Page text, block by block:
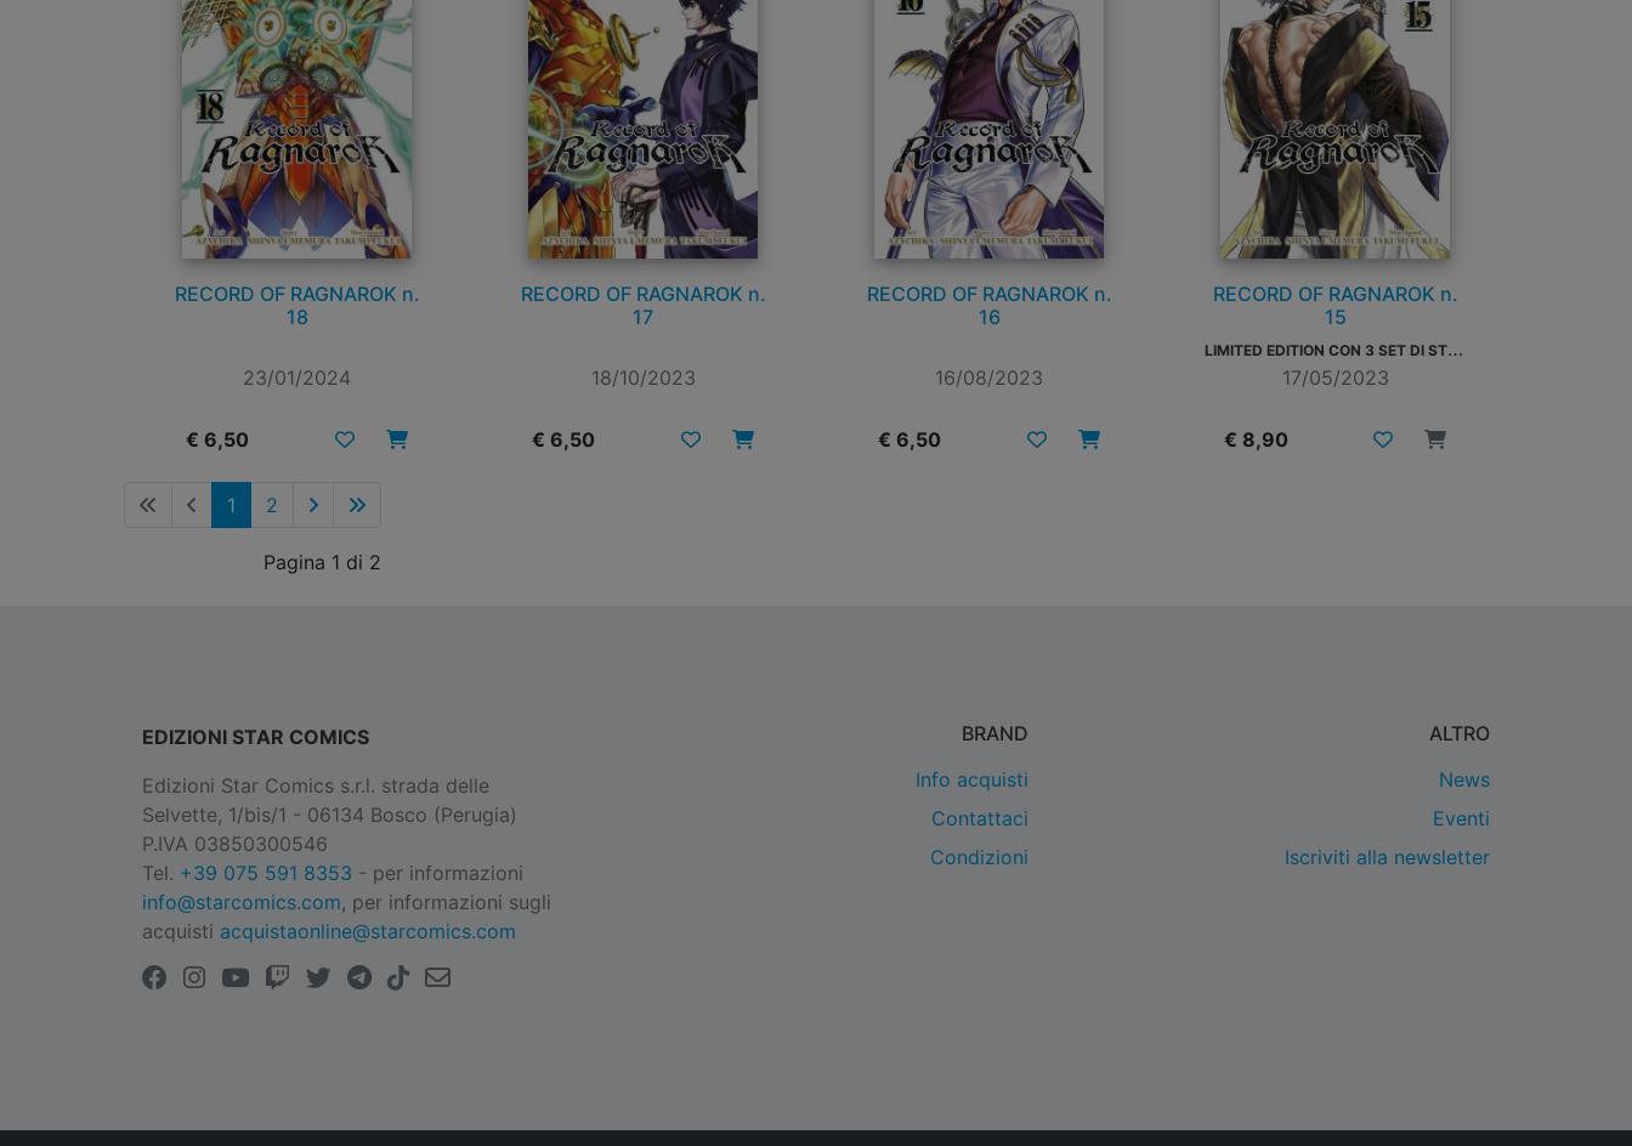
RECORD OF RAGNAROK n.
18
23/01/2024
€ 6,50
RECORD OF RAGNAROK n.
17
18/10/2023
€ 6,50
RECORD OF RAGNAROK n.
16
16/08/2023
€ 6,50
RECORD OF RAGNAROK n.
15
L
IMITED EDITION CON 3 SET DI STICKER
17/05/2023
€ 8,90
1 2
Pagina 1 di 2
EDIZIONI STAR COMICS
Edizioni Star Comics s.r.l. strada delle
Selvette, 1/bis/1 - 06134 Bosco (Perugia)
P.IVA 03850300546
Tel. +39 075 591 8353 - per informazioni
info@starcomics.com, per informazioni sugli
acquisti acquistaonline@starcomics.com
BRAND
Info acquisti
Contattaci
Condizioni
ALTRO
News
Eventi
Iscriviti alla newsletter